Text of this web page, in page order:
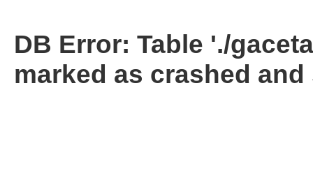
DB Error: Table './
marked as crashed